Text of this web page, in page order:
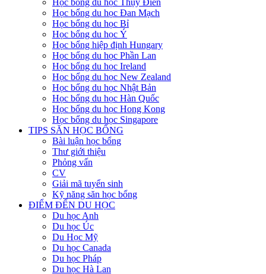
Học bổng du học Thụy Điển
Học bổng du học Đan Mạch
Học bổng du học Bỉ
Học bổng du học Ý
Học bổng hiệp định Hungary
Học bổng du học Phần Lan
Học bổng du học Ireland
Học bổng du học New Zealand
Học bổng du học Nhật Bản
Học bổng du học Hàn Quốc
Học bổng du học Hong Kong
Học bổng du học Singapore
TIPS SĂN HỌC BỔNG
Bài luận học bổng
Thư giới thiệu
Phỏng vấn
CV
Giải mã tuyển sinh
Kỹ năng săn học bổng
ĐIỂM ĐẾN DU HỌC
Du học Anh
Du học Úc
Du Học Mỹ
Du học Canada
Du học Pháp
Du học Hà Lan